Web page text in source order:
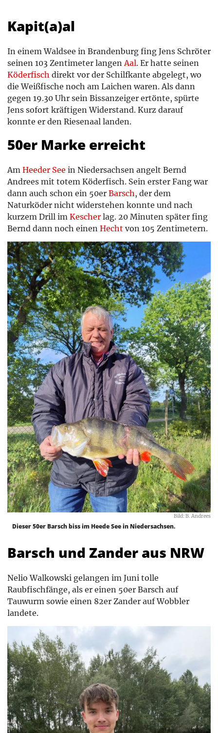
Kapit(a)al
In einem Waldsee in Brandenburg fing Jens Schröter
seinen 103 Zentimeter langen Aal. Er hatte seinen
Köderfisch direkt vor der Schilfkante abgelegt, wo
die Weißfische noch am Laichen waren. Als dann
gegen 19.30 Uhr sein Bissanzeiger ertönte, spürte
Jens sofort kräftigen Widerstand. Kurz darauf
konnte er den Riesenaal landen.
50er Marke erreicht
Am Heeder See in Niedersachsen angelt Bernd
Andrees mit totem Köderfisch. Sein erster Fang war
dann auch schon ein 50er Barsch , der dem
Naturköder nicht widerstehen konnte und nach
kurzem Drill im Kescher lag. 20 Minuten später fing
Bernd dann noch einen Hecht von 105 Zentimetern.
Bild: B. Andrees
Dieser 50er Barsch biss im Heede See in Niedersachsen.
Barsch und Zander aus NRW
Nelio Walkowski gelangen im Juni tolle
Raubfischfänge, als er einen 50er Barsch auf
Tauwurm sowie einen 82er Zander auf Wobbler
landete.